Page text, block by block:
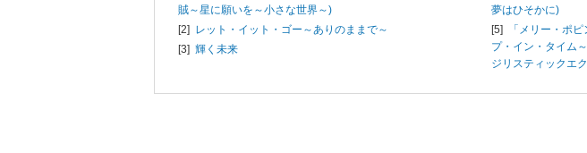
賊～星に願いを～小さな世界～)
[2] レット・イット・ゴー～ありのままで～
[3] 輝く未来
夢はひそかに)
[5]
「メリー・ポ
プ・イン・タイム
ジリスティックエ